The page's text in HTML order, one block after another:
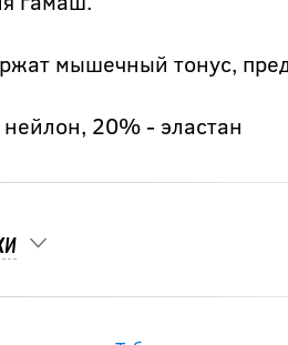
мышечный тонус,
20% - эластан